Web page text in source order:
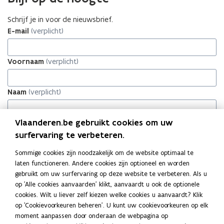
r
c
h
o
l
g
r
c
h
o
l
g
ö
r
i
a
t
r
e
n
ö
r
i
a
t
r
e
n
j
e
c
e
n
j
e
c
e
n
r
i
f
e
i
v
o
o
r
d
M
E
R
-
n
i
e
n
t
n
i
e
w
v
e
n
s
e
r
r
i
f
e
i
v
o
o
r
d
e
M
E
R
-
n
i
e
k
i
k
e
t
E
R
-
n
i
u
w
s
b
r
i
e
e
n
i
n
i
u
w
v
e
n
t
e
r
k
i
k
e
t
E
R
-
n
i
e
u
w
s
b
r
i
e
Schrijf je in voor de nieuwsbrief.
E-mail (verplicht)
Voornaam (verplicht)
Naam (verplicht)
Ja, ik wil nieuws van Departement Omgeving op mijn maat
in mijn mailbox ontvangen.(verplicht)
Inschrijven
Deel deze pagina
L
i
n
K
o
p
Vlaanderen.be gebruikt cookies om uw
surfervaring te verbeteren.
Sommige cookies zijn noodzakelijk om de website optimaal te
laten functioneren. Andere cookies zijn optioneel en worden
gebruikt om uw surfervaring op deze website te verbeteren. Als u
op 'Alle cookies aanvaarden' klikt, aanvaardt u ook de optionele
cookies. Wilt u liever zelf kiezen welke cookies u aanvaardt? Klik
op 'Cookievoorkeuren beheren'. U kunt uw cookievoorkeuren op elk
moment aanpassen door onderaan de webpagina op